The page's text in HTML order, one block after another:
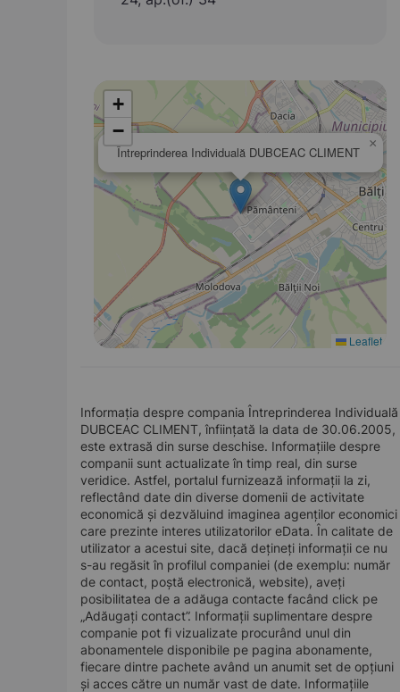
Întreprinderea Individuală DUBCEAC CLIMENT
×
+
−
Leaflet
Informația despre compania Întreprinderea Individuală
DUBCEAC CLIMENT, înființată la data de 30.06.2005,
este extrasă din surse deschise. Informațiile despre
companii sunt actualizate în timp real, din surse
veridice. Astfel, portalul furnizează informații la zi,
reflectând date din diverse domenii de activitate
economică și dezvăluind imaginea agenților economici
care prezinte interes utilizatorilor eData. În calitate de
utilizator a acestui site, dacă dețineți informații ce nu
s-au regăsit în profilul companiei (de exemplu: număr
de contact, poștă electronică, website), aveți
posibilitatea de a adăuga contacte facând click pe
„Adăugați contact”. Informații suplimentare despre
companie pot fi vizualizate procurând unul din
abonamentele disponibile pe pagina abonamente,
fiecare dintre pachete având un anumit set de opțiuni
și acces către un număr vast de date. Informațiile